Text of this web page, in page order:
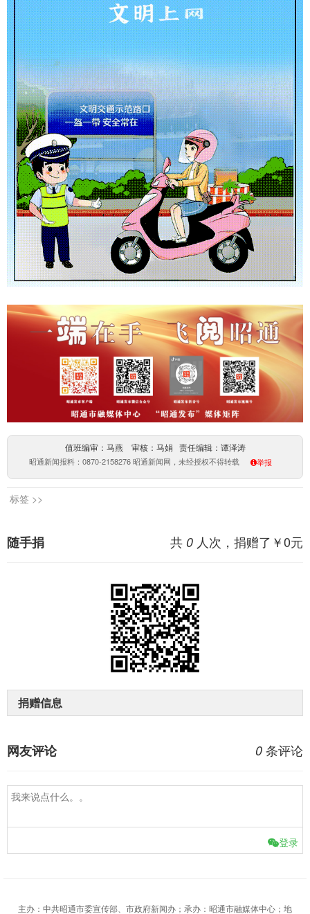
值班编审：马燕 审核：马娟 责任编辑：谭泽涛
昭通新闻报料：0870-2158276 昭通新闻网，未经授权不得转载 举报
标签 >>
共 0 人次，捐赠了￥0元
随手捐
捐赠信息
0 条评论
网友评论
登录
主办：中共昭通市委宣传部、市政府新闻办；承办：昭通市融媒体中心；地